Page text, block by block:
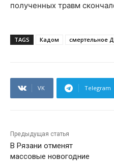
полученных травм
TAGS Кадом смертельное
VK Telegram
Предыдущая статья
В Рязани отменят
массовые новогодние